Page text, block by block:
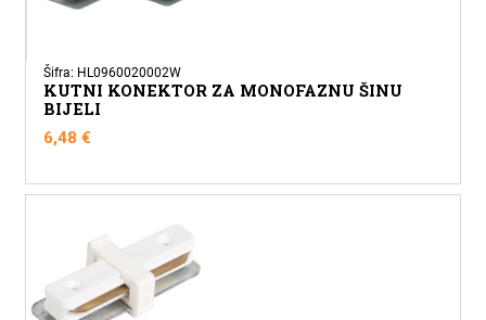
Šifra: HL0960020002W
KUTNI KONEKTOR ZA MONOFAZNU ŠINU
BIJELI
6,48€